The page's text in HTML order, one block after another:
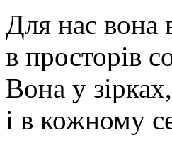
Для нас вона
в просторів
Вона у
і в кожному